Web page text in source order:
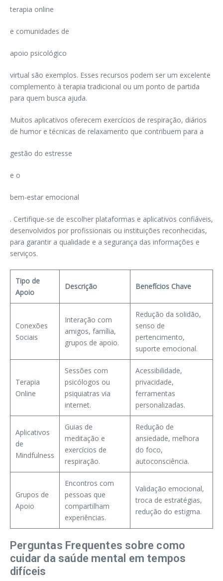
terapia online
e comunidades de
apoio psicológico
virtual são exemplos. Esses recursos podem ser um excelente
complemento à terapia tradicional ou um ponto de partida
para quem busca ajuda.
Muitos aplicativos oferecem exercícios de respiração, diários
de humor e técnicas de relaxamento que contribuem para a
gestão do estresse
e o
bem-estar emocional
. Certifique-se de escolher plataformas e aplicativos confiáveis,
desenvolvidos por profissionais ou instituições reconhecidas,
para garantir a qualidade e a segurança das informações e
serviços.
Tipo de
Apoio
Descrição Benefícios Chave
Conexões
Sociais
Interação com
amigos, família,
grupos de apoio.
Redução da solidão,
senso de
pertencimento,
suporte emocional.
Terapia
Online
Sessões com
psicólogos ou
psiquiatras via
internet.
Acessibilidade,
privacidade,
ferramentas
personalizadas.
Aplicativos
de
Mindfulness
Guias de
meditação e
exercícios de
respiração.
Redução de
ansiedade, melhora
do foco,
autoconsciência.
Grupos de
Apoio
Encontros com
pessoas que
compartilham
experiências.
Validação emocional,
troca de estratégias,
redução do estigma.
Perguntas Frequentes sobre como
cuidar da saúde mental em tempos
difíceis